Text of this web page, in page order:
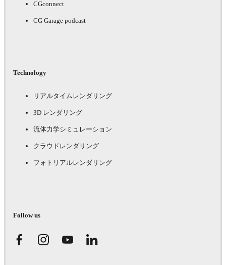
CGconnect
CG Garage podcast
Technology
リアルタイムレンダリング
3D レンダリング
流体力学シミュレーション
クラウドレンダリング
フォトリアルレンダリング
Follow us